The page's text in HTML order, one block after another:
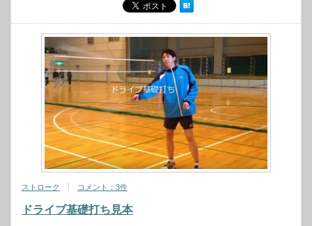
ストローク コメント：3件
ドライブ基礎打ち見本